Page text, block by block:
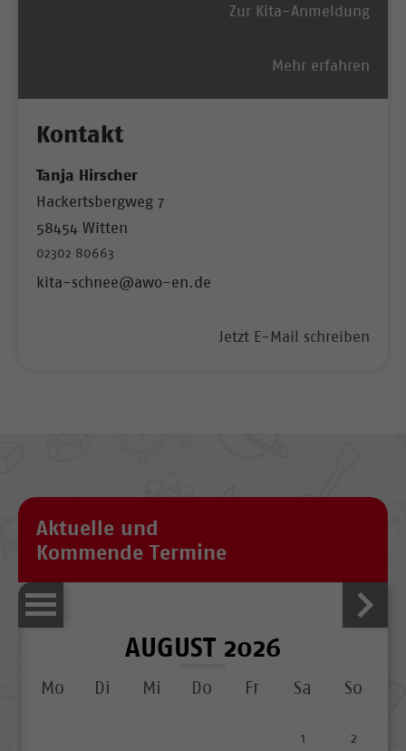
Mehr erfahren
Zur Kita-Anmeldung
Kontakt
Tanja Hirscher
Hackertsbergweg 7
58454 Witten
02302 80663
kita-schnee@awo-en.de
Jetzt E-Mail schreiben
Aktuelle und
Kommende Termine
AUGUST 2026
Mo Di Mi Do Fr Sa So
1 2